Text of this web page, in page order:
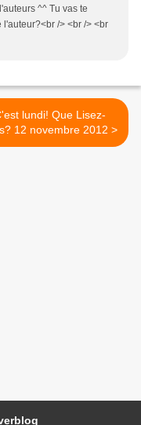
^^ Tu vas te
l'auteur?<br /> <br /> <br
lundi! Que Lisez-
vous? 12 novembre 2012 >